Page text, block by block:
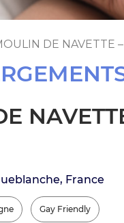
DE NAVETTE
France
Gay Friendly